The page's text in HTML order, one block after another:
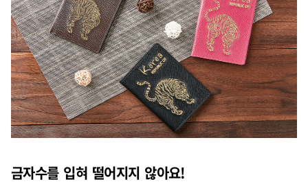
금자수를 입혀 떨어지지 않아요!